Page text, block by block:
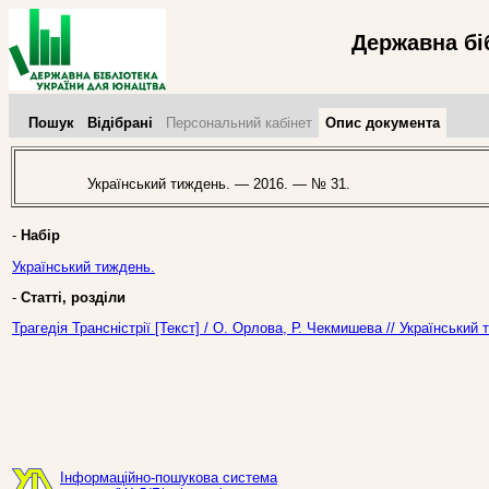
Державна
Пошук Відібрані Персональний кабінет Опис документа
Український тиждень. — 2016. — № 31.
- Набір
Український тиждень.
- Статті, розділи
Трагедія Трансністрії [Текст] / О. Орлова, Р. Чекмишева //
Інформаційно-пошукова система